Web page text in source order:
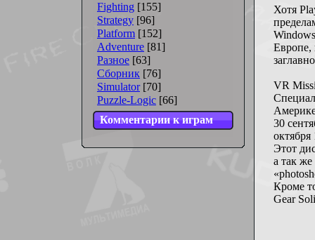
Fighting [155]
Strategy [96]
Platform [152]
Adventure [81]
Разное [63]
Сборник [76]
Simulator [70]
Puzzle-Logic [66]
Комментарии к играм
Хотя
Европе,
VR
30
Этот
а так
Кроме
Gear